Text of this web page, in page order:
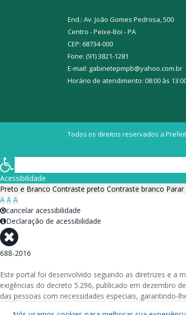
End.: Av. João Gomes Pedrosa, 500
Centro - Peixe-Boi - PA
CEP: 68734-000
Fone: (91) 3821-1281
E-mail: gabinetepmpb@yahoo.com.br
Horário de atendimento: 08:00 às
Todos os direitos reservados a
Acessibilidade
Preto e Branco Contraste preto Contraste branco
A A A
cancelar acessibilidade
Declaração de acessibilidade
688-2016
Este portal foi desenvolvido seguindo as diretrizes e a
exigências do decreto 5.296, publicado em dezembro
das pessoas com necessidades especiais, garantindo-